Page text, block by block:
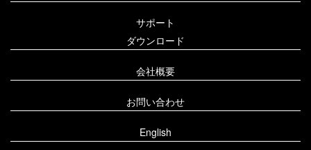
サポート
ダウンロード
会社概要
お問い合わせ
English